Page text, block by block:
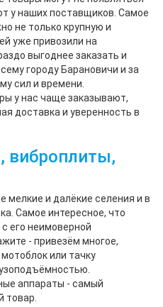
у наших поставщиков. Самое
не только крупную и
уже привозили на
выгоднее заказать и
городу Барановичи и за
сил и времени.
у нас чаще заказывают,
доставка и уверенность в
виброплиты,
мелкие и далёкие селения и в
Самое интересное, что
его неимоверной
- привезём многое,
или тачку
аппараты - самый
товар.